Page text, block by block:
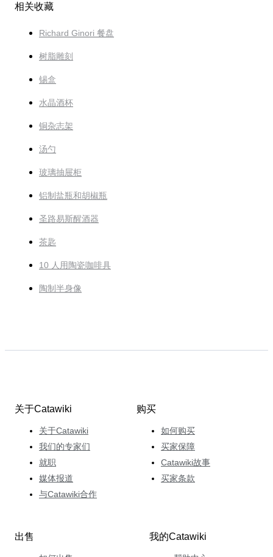
相关收藏
Richard Ginori 餐盘
树脂雕刻
锡盒
水晶酒杯
铜杂志架
汤勺
玻璃抽屉柜
铝制盐瓶和胡椒瓶
圣路易斯醒酒器
茶匙
10 人用陶瓷咖啡具
陶制半身像
关于Catawiki
关于Catawiki
我们的专家们
就职
媒体报道
与Catawiki合作
购买
如何购买
买家保障
Catawiki故事
买家条款
出售 我的Catawiki